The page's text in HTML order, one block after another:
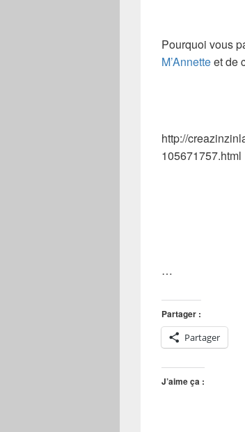
Pourquoi vous
M’Annetteet de
http://
105671757.html
…
Partager :
Partager
J’aime ça :